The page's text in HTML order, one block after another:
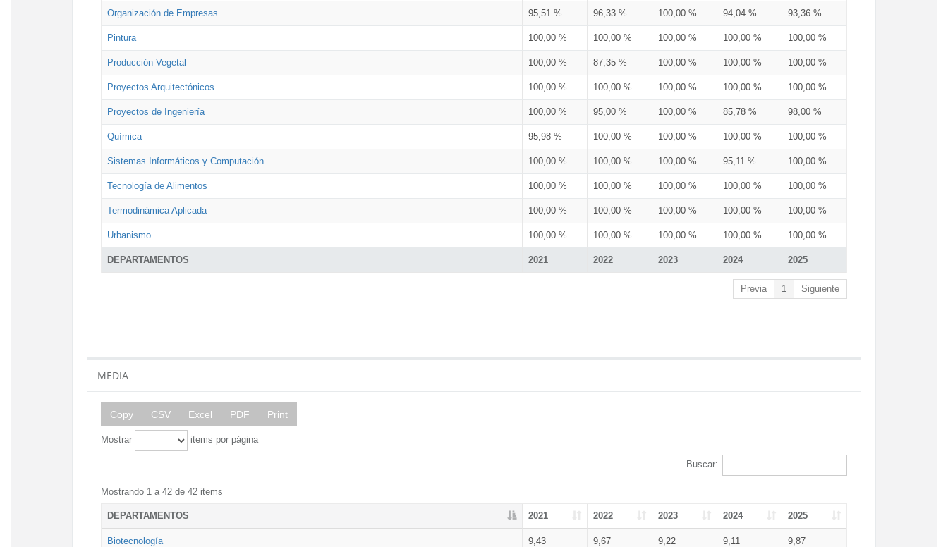
DEPARTAMENTOS 2021 2022 2023 2024 2025
Organización de Empresas 95,51 % 96,33 % 100,00 % 94,04 % 93,36 %
Pintura 100,00 % 100,00 % 100,00 % 100,00 % 100,00 %
Producción Vegetal 100,00 % 87,35 % 100,00 % 100,00 % 100,00 %
Proyectos Arquitectónicos 100,00 % 100,00 % 100,00 % 100,00 % 100,00 %
Proyectos de Ingeniería 100,00 % 95,00 % 100,00 % 85,78 % 98,00 %
Química 95,98 % 100,00 % 100,00 % 100,00 % 100,00 %
Sistemas Informáticos y Computación 100,00 % 100,00 % 100,00 % 95,11 % 100,00 %
Tecnología de Alimentos 100,00 % 100,00 % 100,00 % 100,00 % 100,00 %
Termodinámica Aplicada 100,00 % 100,00 % 100,00 % 100,00 % 100,00 %
Urbanismo 100,00 % 100,00 % 100,00 % 100,00 % 100,00 %
Previa 1 Siguiente
MEDIA
Copy CSV Excel PDF Print
Mostrar items por página
Buscar:
Mostrando 1 a 42 de 42 items
DEPARTAMENTOS 2021 2022 2023 2024 2025
Biotecnología 9,43 9,67 9,22 9,11 9,87